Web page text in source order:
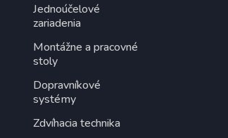
Jednoúčelové
zariadenia
Montážne a pracovné
stoly
Dopravníkové
systémy
Zdvíhacia technika